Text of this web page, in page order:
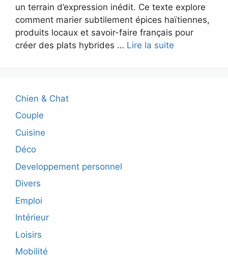
un terrain d’expression inédit. Ce texte explore
comment marier subtilement épices haïtiennes,
produits locaux et savoir-faire français pour
créer des plats hybrides … Lire la suite
Chien & Chat
Couple
Cuisine
Déco
Developpement personnel
Divers
Emploi
Intérieur
Loisirs
Mobilité